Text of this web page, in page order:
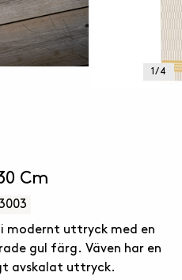
1 / 4
Cm
modernt uttryck med en
gul färg. Väven har en
avskalat uttryck.